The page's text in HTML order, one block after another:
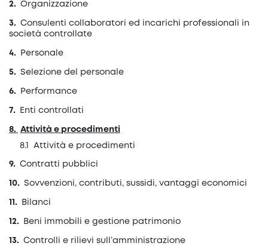
Organizzazione
Consulenti collaboratori ed incarichi professionali in
società controllate
Personale
Selezione del personale
Performance
Enti controllati
Attività e procedimenti
Attività e procedimenti
Contratti pubblici
Sovvenzioni, contributi, sussidi, vantaggi economici
Bilanci
Beni immobili e gestione patrimonio
Controlli e rilievi sull’amministrazione